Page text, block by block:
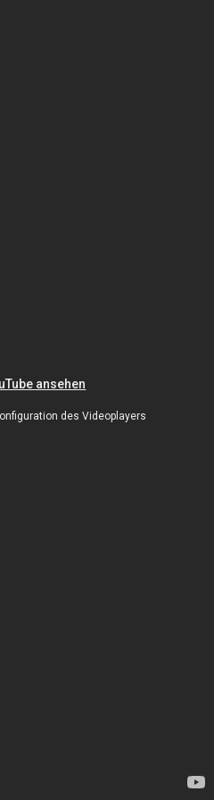
ansehen
des Videoplayers